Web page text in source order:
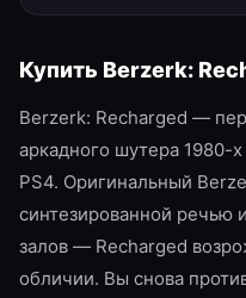
Купить Berzerk:
Berzerk: Recharged —
аркадного шутера 1980-х
PS4. Оригинальный
синтезированной речью
залов — Recharged
обличии. Вы снова